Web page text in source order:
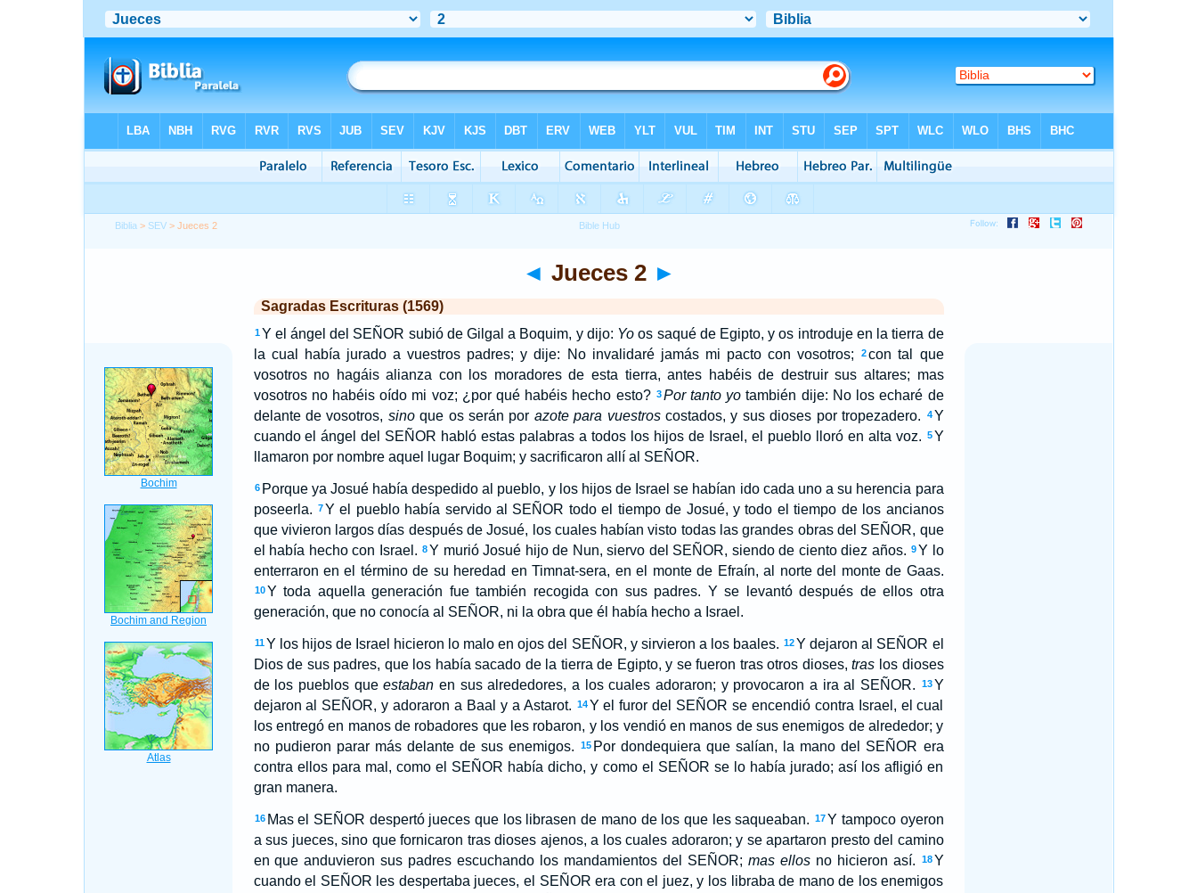
Biblia > SEV > Jueces 2
◄ Jueces 2 ►
Sagradas Escrituras (1569)
1 Y el ángel del SEÑOR subió de Gilgal a Boquim, y dijo: Yo os saqué de Egipto, y os introduje en la tierra de
la cual había jurado a vuestros padres; y dije: No invalidaré jamás mi pacto con vosotros;
2con tal que
vosotros no hagáis alianza con los moradores de esta tierra, antes habéis de destruir sus altares; mas
vosotros no habéis oído mi voz; ¿por qué habéis hecho esto? 3Por tanto yo también dije: No los echaré de
delante de vosotros, sinoque os serán por azote para vuestroscostados, y sus dioses por tropezadero. 4 Y
cuando el ángel del SEÑOR habló estas palabras a todos los hijos de Israel, el pueblo lloró en alta voz. 5 Y
llamaron por nombre aquel lugar Boquim; y sacrificaron allí al SEÑOR.
6 Porque ya Josué había despedido al pueblo, y los hijos de Israel se habían ido cada uno a su herencia para
poseerla. 7Y el pueblo había servido al SEÑOR todo el tiempo de Josué, y todo el tiempo de los ancianos
que vivieron largos días después de Josué, los cuales habían visto todas las grandes obras del SEÑOR, que
el había hecho con Israel. 8Y murió Josué hijo de Nun, siervo del SEÑOR, siendo de ciento diez años. 9Y lo
enterraron en el término de su heredad en Timnat-sera, en el monte de Efraín, al norte del monte de Gaas.
10 Y toda aquella generación fue también recogida con sus padres. Y se levantó después de ellos otra
generación, que no conocía al SEÑOR, ni la obra que él había hecho a Israel.
11 Y los hijos de Israel hicieron lo malo en ojos del SEÑOR, y sirvieron a los baales. 12Y dejaron al SEÑOR el
Dios de sus padres, que los había sacado de la tierra de Egipto, y se fueron tras otros dioses,tras los dioses
de los pueblos queestaban en sus alrededores, a los cuales adoraron; y provocaron a ira al SEÑOR. 13 Y
dejaron al SEÑOR, y adoraron a Baal y a Astarot. 14 Y el furor del SEÑOR se encendió contra Israel, el cual
los entregó en manos de robadores que les robaron, y los vendió en manos de sus enemigos de alrededor; y
no pudieron parar más delante de sus enemigos.
15 Por dondequiera que salían, la mano del SEÑOR era
contra ellos para mal, como el SEÑOR había dicho, y como el SEÑOR se lo había jurado; así los afligió en
gran manera.
16 Mas el SEÑOR despertó jueces que los librasen de mano de los que les saqueaban. 17Y tampoco oyeron
a sus jueces, sino que fornicaron tras dioses ajenos, a los cuales adoraron; y se apartaron presto del camino
en que anduvieron sus padres escuchando los mandamientos del SEÑOR; mas ellosno hicieron así. 18 Y
cuando el SEÑOR les despertaba jueces, el SEÑOR era con el juez, y los libraba de mano de los enemigos